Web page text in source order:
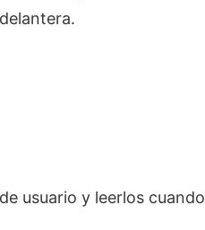
usuario y leerlos cuando